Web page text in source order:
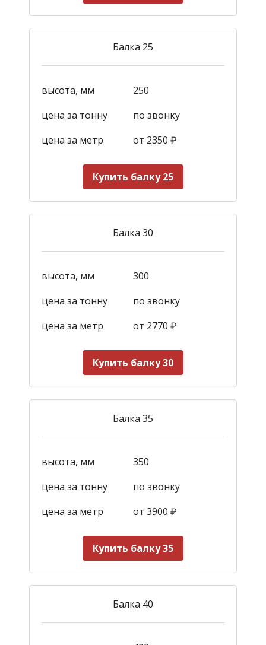
Балка 25
высота, мм
250
цена за тонну
по звонку
цена за метр
от 2350 ₽
Купить балку 25
Балка 30
высота, мм
300
цена за тонну
по звонку
цена за метр
от 2770 ₽
Купить балку 30
Балка 35
высота, мм
350
цена за тонну
по звонку
цена за метр
от 3900 ₽
Купить балку 35
Балка 40